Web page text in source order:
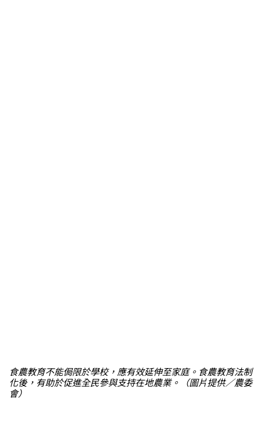
食農教育不能侷限於學校，應有效延伸至家庭。食農教育法制
化後，有助於促進全民參與支持在地農業。（圖片提供／農委
會）